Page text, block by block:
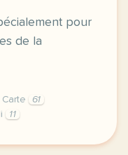
pour
de la
Carte
61
11
notre onzieme